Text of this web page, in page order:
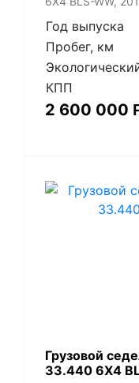
Год выпуска
Пробег, км
КПП
2 600 000
​Грузовой
33.440 6X4